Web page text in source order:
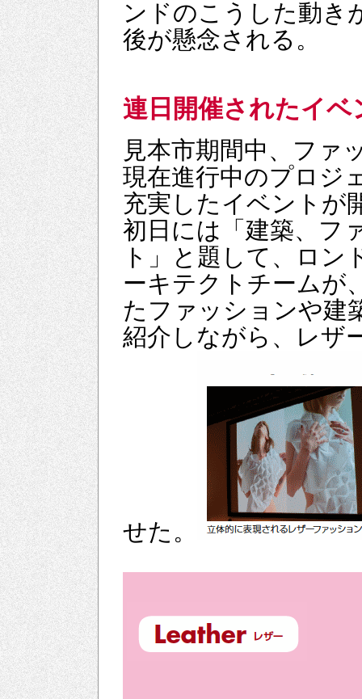
ンドのこうした動き
後が懸念される。
連日開催されたイベ
見本市期間中、ファ
現在進行中のプロジ
充実したイベントが
初日には「建築、フ
ト」と題して、ロン
ーキテクトチームが
たファッションや建
紹介しながら、レザ
せた。